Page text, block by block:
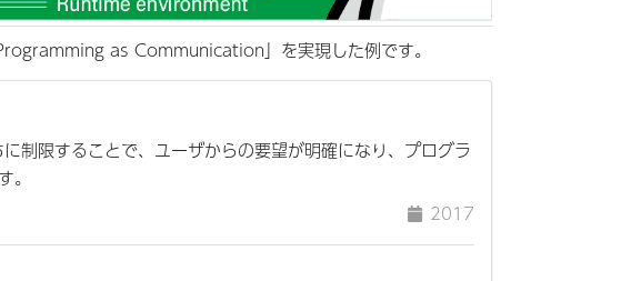
as Communication」を実現した例です。
制限することで、ユーザからの要望が明確になり、プログラ
。
2017